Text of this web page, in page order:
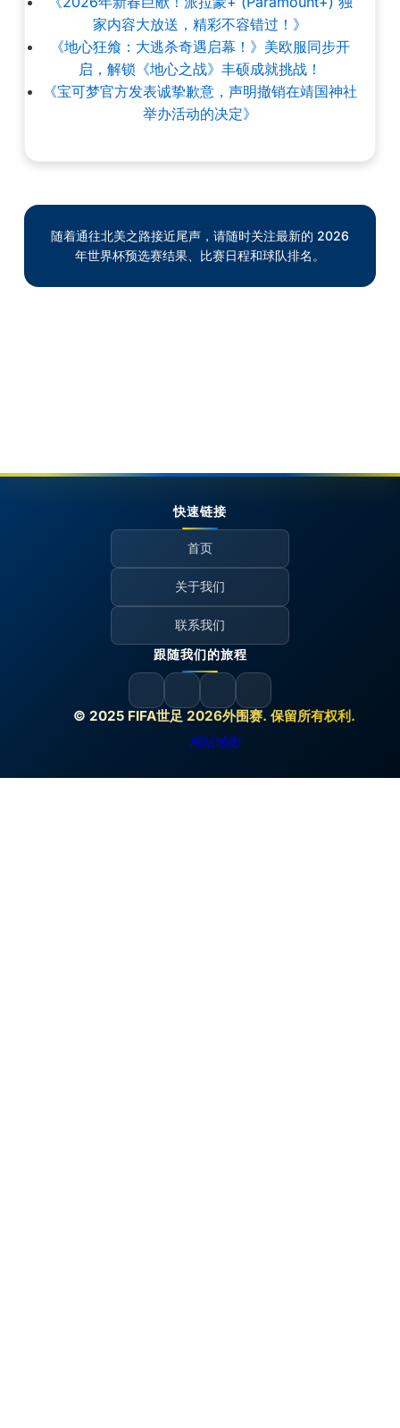
家内容大放送，精彩不容错过！》
《地心狂飨：大逃杀奇遇启幕！》美欧服同步开
启，解锁《地心之战》丰硕成就挑战！
《宝可梦官方发表诚挚歉意，声明撤销在靖国神社
举办活动的决定》
随着通往北美之路接近尾声，请随时关注最新的 2026
年世界杯预选赛结果、比赛日程和球队排名。
© 2025 FIFA世足 2026外围赛. 保留所有权利.
网站地图
快速链接
首页
关于我们
联系我们
跟随我们的旅程